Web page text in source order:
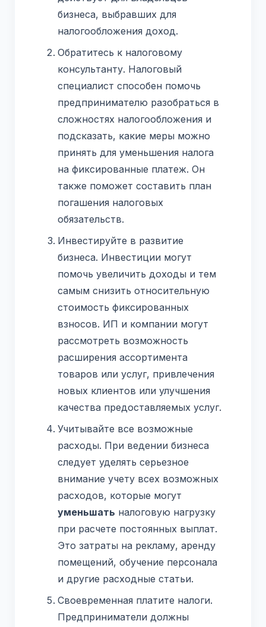
бизнеса, выбравших для
налогообложения доход.
Обратитесь к налоговому
консультанту. Налоговый
специалист способен помочь
предпринимателю разобраться в
сложностях налогообложения и
подсказать, какие меры можно
принять для уменьшения налога
на фиксированные платеж. Он
также поможет составить план
погашения налоговых
обязательств.
Инвестируйте в развитие
бизнеса. Инвестиции могут
помочь увеличить доходы и тем
самым снизить относительную
стоимость фиксированных
взносов. ИП и компании могут
рассмотреть возможность
расширения ассортимента
товаров или услуг, привлечения
новых клиентов или улучшения
качества предоставляемых услуг.
Учитывайте все возможные
расходы. При ведении бизнеса
следует уделять серьезное
внимание учету всех возможных
расходов, которые могут
уменьшать налоговую нагрузку
при расчете постоянных выплат.
Это затраты на рекламу, аренду
помещений, обучение персонала
и другие расходные статьи.
Своевременная платите налоги.
Предприниматели должны